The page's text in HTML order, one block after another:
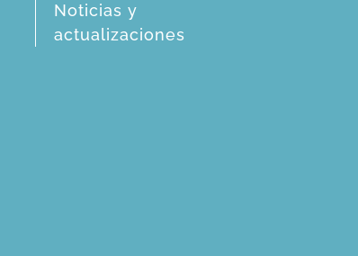
Noticias y
actualizaciones